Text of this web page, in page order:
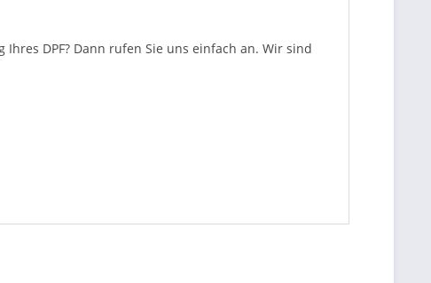
DPF? Dann rufen Sie uns einfach an. Wir sind